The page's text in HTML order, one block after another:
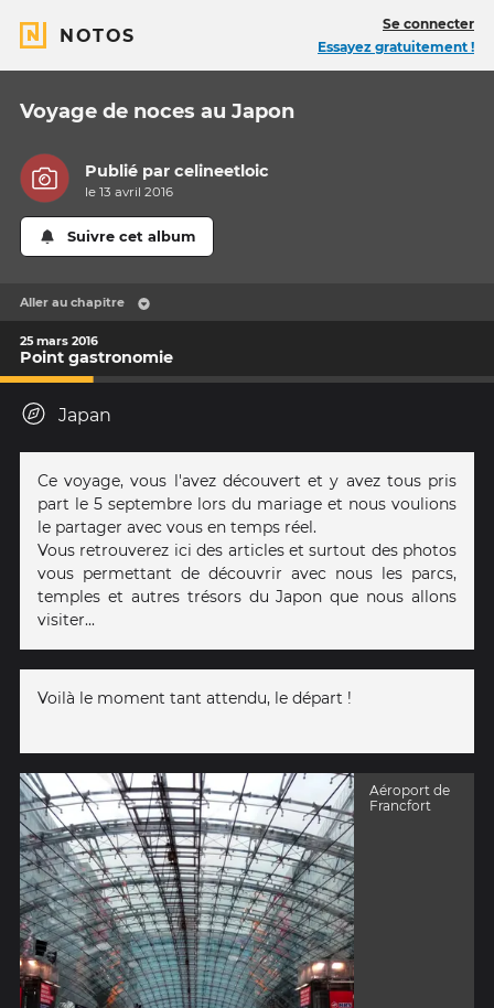
NOTOS
Se connecter
Essayez gratuitement !
Voyage de noces au Japon
Publié parcelineetloic
le 13 avril 2016
Suivre cet album
Aller au chapitre
25 mars 2016
Point gastronomie
Japan
Ce voyage, vous l'avez découvert et y avez tous pris
part le 5 septembre lors du mariage et nous voulions
le partager avec vous en temps réel.
Vous retrouverez ici des articles et surtout des photos
vous permettant de découvrir avec nous les parcs,
temples et autres trésors du Japon que nous allons
visiter...
Voilà le moment tant attendu, le départ !
Aéroport de
Francfort